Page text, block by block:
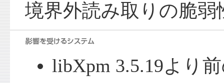
境界外読み取りの脆
libXpm 3.5.19より